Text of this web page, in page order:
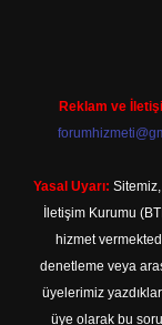
Reklam ve
Yasal Uyarı:
İletişim Kurumu
hizmet
denetleme veya
üyelerimiz
üye olarak bu